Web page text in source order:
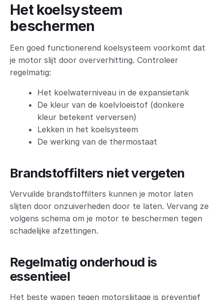
Het koelsysteem
beschermen
Een goed functionerend koelsysteem voorkomt dat
je motor slijt door oververhitting. Controleer
regelmatig:
Het koelwaterniveau in de expansietank
De kleur van de koelvloeistof (donkere
kleur betekent verversen)
Lekken in het koelsysteem
De werking van de thermostaat
Brandstoffilters niet vergeten
Vervuilde brandstoffilters kunnen je motor laten
slijten door onzuiverheden door te laten. Vervang ze
volgens schema om je motor te beschermen tegen
schadelijke afzettingen.
Regelmatig onderhoud is
essentieel
Het beste wapen tegen motorslijtage is preventief